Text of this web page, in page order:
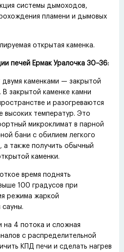
системы дымоходов,
пламени и дымовых
открытая каменка.
печей Ермак Уралочка 30−36:
каменками — закрытой
закрытой каменке камни
и разогреваются
высоких температур. Это
микроклимат в парной
бани с обилием легкого
а также получить обычный
каменки.
время поднять
100 градусов при
режима жаркой
на 4 потока и сложная
с распределительной
КПД печи и сделать нагрев